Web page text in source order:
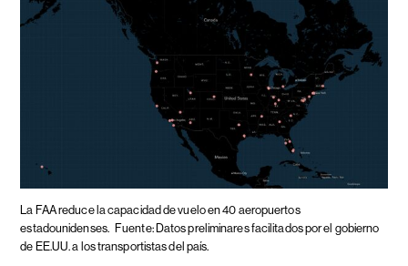
La FAA reduce la capacidad de vuelo en 40 aeropuertos
estadounidenses. Fuente: Datos preliminares facilitados por el gobierno
de EE.UU. a los transportistas del país.